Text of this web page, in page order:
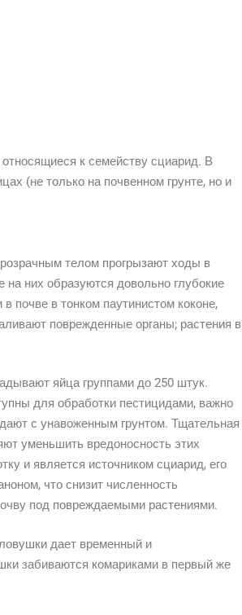
к семейству сциарид. В
(не только на почвенном грунте, но и
телом прогрызают ходы в
них образуются довольно глубокие
почве в тонком паутинистом коконе,
поврежденные органы; растения в
яйца группами до 250 штук.
для обработки пестицидами, важно
с унавоженным грунтом. Тщательная
уменьшить вредоносность этих
и является источником сциарид, его
что снизит численность
под повреждаемыми растениями.
дает временный и
забиваются комариками в первый же